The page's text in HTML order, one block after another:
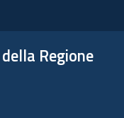
Regione